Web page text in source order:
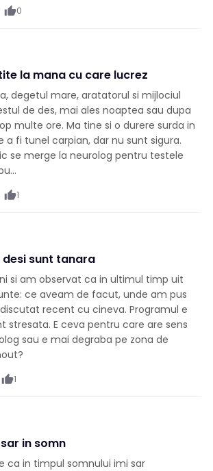
thumb_up0
la mana cu care lucrez
degetul mare, aratatorul si mijlociul
de des, mai ales noaptea sau dupa
multe ore. Ma tine si o durere surda in
a fi tunel carpian, dar nu sunt sigura.
se merge la neurolog pentru testele
thumb_up1
desi sunt tanara
si am observat ca in ultimul timp uit
ce aveam de facut, unde am pus
recent cu cineva. Programul e
stresata. E ceva pentru care are sens
sau e mai degraba pe zona de
thumb_up1
in somn
ca in timpul somnului imi sar